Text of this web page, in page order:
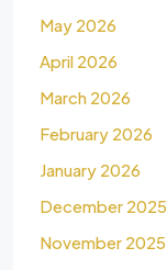
May 2026
April 2026
March 2026
February 2026
January 2026
December 2025
November 2025